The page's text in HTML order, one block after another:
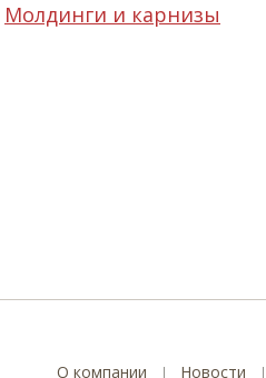
Молдинги и карнизы
О компании Новости